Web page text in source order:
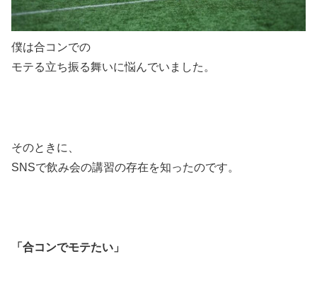
僕は合コンでの
モテる立ち振る舞いに悩んでいました。
そのときに、
SNSで飲み会の講習の存在を知ったのです。
「合コンでモテたい」